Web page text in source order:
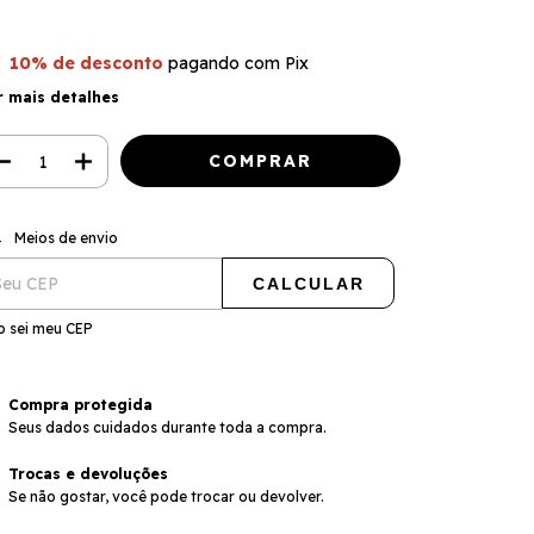
10% de desconto pagando com Pix
mais detalhes
para o CEP:
Meios de envio
CALCULAR
sei meu CEP
Compra protegida
Seus dados cuidados durante toda a compra.
Trocas e devoluções
Se não gostar, você pode trocar ou devolver.